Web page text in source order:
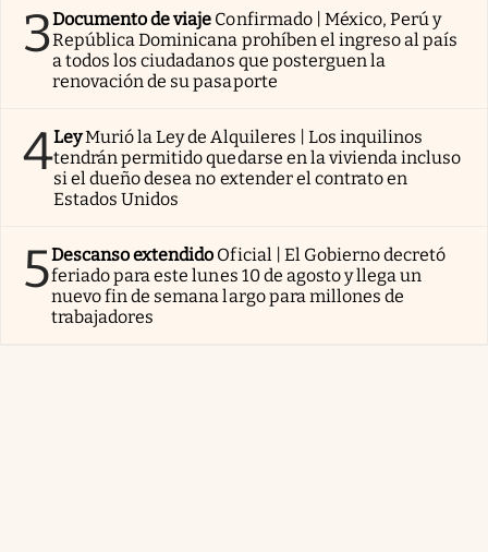
3Documento de viaje Confirmado | México, Perú y
República Dominicana prohíben el ingreso al país
a todos los ciudadanos que posterguen la
renovación de su pasaporte
4LeyMurió la Ley de Alquileres | Los inquilinos
tendrán permitido quedarse en la vivienda incluso
si el dueño desea no extender el contrato en
Estados Unidos
5Descanso extendido Oficial | El Gobierno decretó
feriado para este lunes 10 de agosto y llega un
nuevo fin de semana largo para millones de
trabajadores